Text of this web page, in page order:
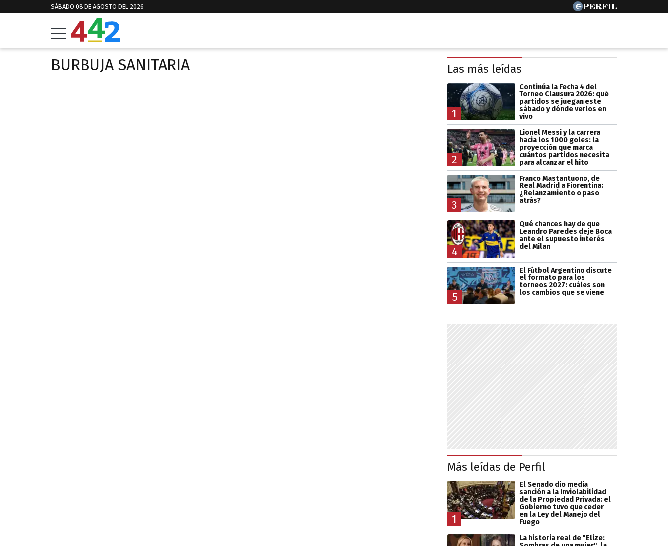
SÁBADO 08 DE AGOSTO DEL 2026
BURBUJA SANITARIA Las más leídas
1
Continúa la Fecha 4 del
Torneo Clausura 2026: qué
partidos se juegan este
sábado y dónde verlos en
vivo
2
Lionel Messi y la carrera
hacia los 1000 goles: la
proyección que marca
cuántos partidos necesita
para alcanzar el hito
3
Franco Mastantuono, de
Real Madrid a Fiorentina:
¿Relanzamiento o paso
atrás?
4
Qué chances hay de que
Leandro Paredes deje Boca
ante el supuesto interés
del Milan
5
El Fútbol Argentino discute
el formato para los
torneos 2027: cuáles son
los cambios que se viene
Más leídas de Perfil
1
El Senado dio media
sanción a la Inviolabilidad
de la Propiedad Privada: el
Gobierno tuvo que ceder
en la Ley del Manejo del
Fuego
La historia real de "Elize: